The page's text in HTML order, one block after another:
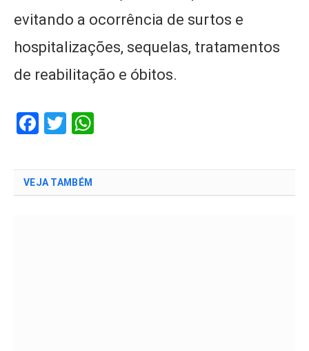
evitando a ocorrência de surtos e
hospitalizações, sequelas, tratamentos
de reabilitação e óbitos.
Facebook
Twitter
VEJA TAMBÉM